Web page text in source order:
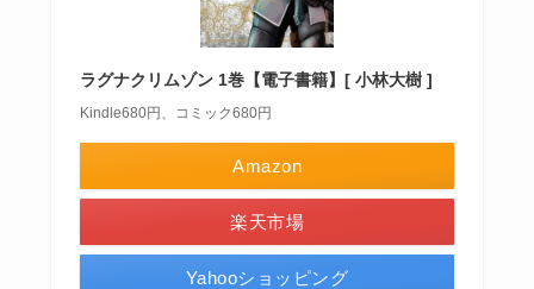
ラグナクリムゾン 1巻【電子書籍】[ 小林大樹 ]
Kindle680円、コミック680円
Amazon
楽天市場
Yahooショッピング